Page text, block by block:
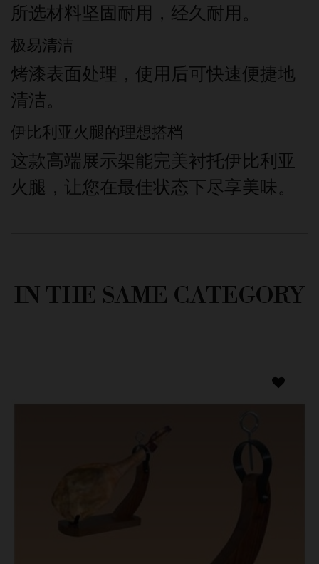
所选材料坚固耐用，经久耐用。
极易清洁
烤漆表面处理，使用后可快速便捷地
清洁。
伊比利亚火腿的理想搭档
这款高端展示架能完美衬托伊比利亚
火腿，让您在最佳状态下尽享美味。
IN THE SAME CATEGORY